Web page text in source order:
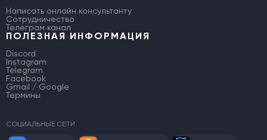
Написать онлайн консультанту
Сотрудничество
Телеграм канал
ПОЛЕЗНАЯ ИНФОРМАЦИЯ
Discord
Instagram
Telegram
Facebook
Gmail / Google
Термины
СОЦИАЛЬНЫЕ СЕТИ